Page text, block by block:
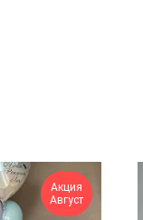
Акция
Август